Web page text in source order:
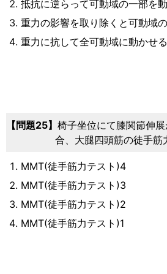
抵抗に逆らって可動域の一部を
重力の影響を取り除くと可動域
重力に抗して全可動域に動かせる
25
椅子坐位にて膝関節伸
合、大腿四頭筋の徒手筋
MMT(徒手筋力テスト)4
MMT(徒手筋力テスト)3
MMT(徒手筋力テスト)2
MMT(徒手筋力テスト)1